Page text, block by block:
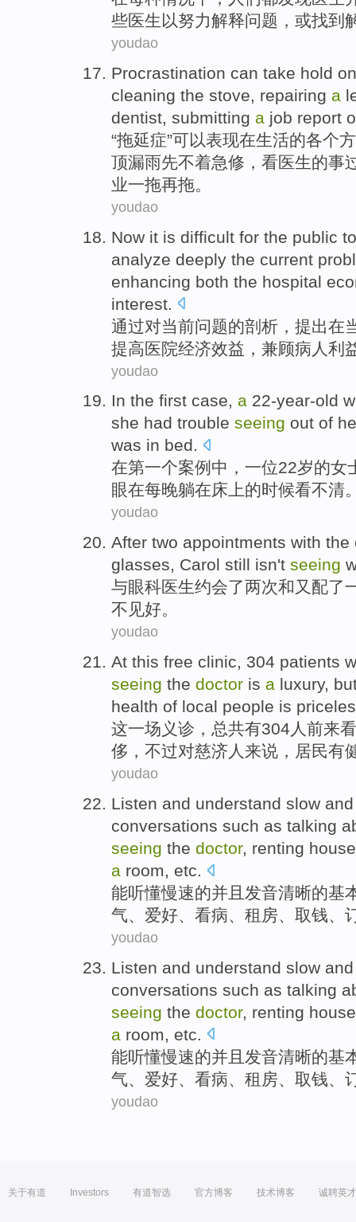
些医生 以努力解释问题 ， 或找到
youdao
Procrastination can take hold on
cleaning the stove, repairing a
dentist, submitting a job report
“拖延症”可以表现在生活的各个
顶漏雨先不着急修 ， 看医生的事
业一拖再拖。
youdao
Now it is difficult for the public
analyze deeply the current
enhancing both the hospital
interest
通过对当前问题的剖析 ， 提出在
提高医院经济效益 ， 兼顾病人 利
youdao
In the first case, a 22-year-old
she had trouble seeing out of
was in bed.
在第一个案例中 ， 一位22岁的女
眼在每晚躺在床 上的时候看不清
youdao
After two appointments with the
glasses, Carol still isn't seeing
与眼科医生约会了两次和又 配了
不见好。
youdao
At this free clinic, 304 patients
seeing the doctor is a luxury,
health of local people is
这一场 义诊 ，总共有304人前来看
侈， 不过对慈济人来说，居民有
youdao
Listen and understand slow
conversations such as talking
seeing the doctor, renting house
a room, etc.
能听懂慢速的并且 发音清晰的基
气、 爱好、 看病、 租房、 取钱、
youdao
Listen and understand slow
conversations such as talking
seeing the doctor, renting house
a room etc
能听懂慢速的并且 发音清晰的基
气
爱好 看病 租房 取钱
youdao
关于有道 Investors 有道智选 官方博客 技术博客 诚聘英才